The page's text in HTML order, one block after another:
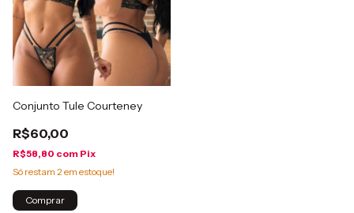
Conjunto Tule Courteney
R$60,00
R$58,80 com Pix
Só restam 2em estoque!
Comprar